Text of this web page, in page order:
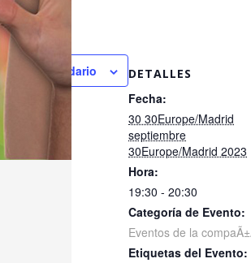
al calendario DETALLES
Fecha:
30 30Europe/Madrid
septiembre
30Europe/Madrid 2023
Hora:
19:30 - 20:30
Categoría de Evento:
Eventos de la
Etiquetas del Evento: